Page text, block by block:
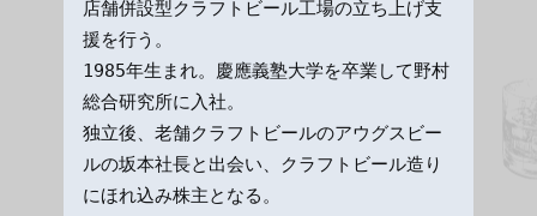
店舗併設型クラフトビール工場の立ち上げ支
援を行う。
1985年生まれ。慶應義塾大学を卒業して野村
総合研究所に入社。
独立後、老舗クラフトビールのアウグスビー
ルの坂本社長と出会い、クラフトビール造り
にほれ込み株主となる。